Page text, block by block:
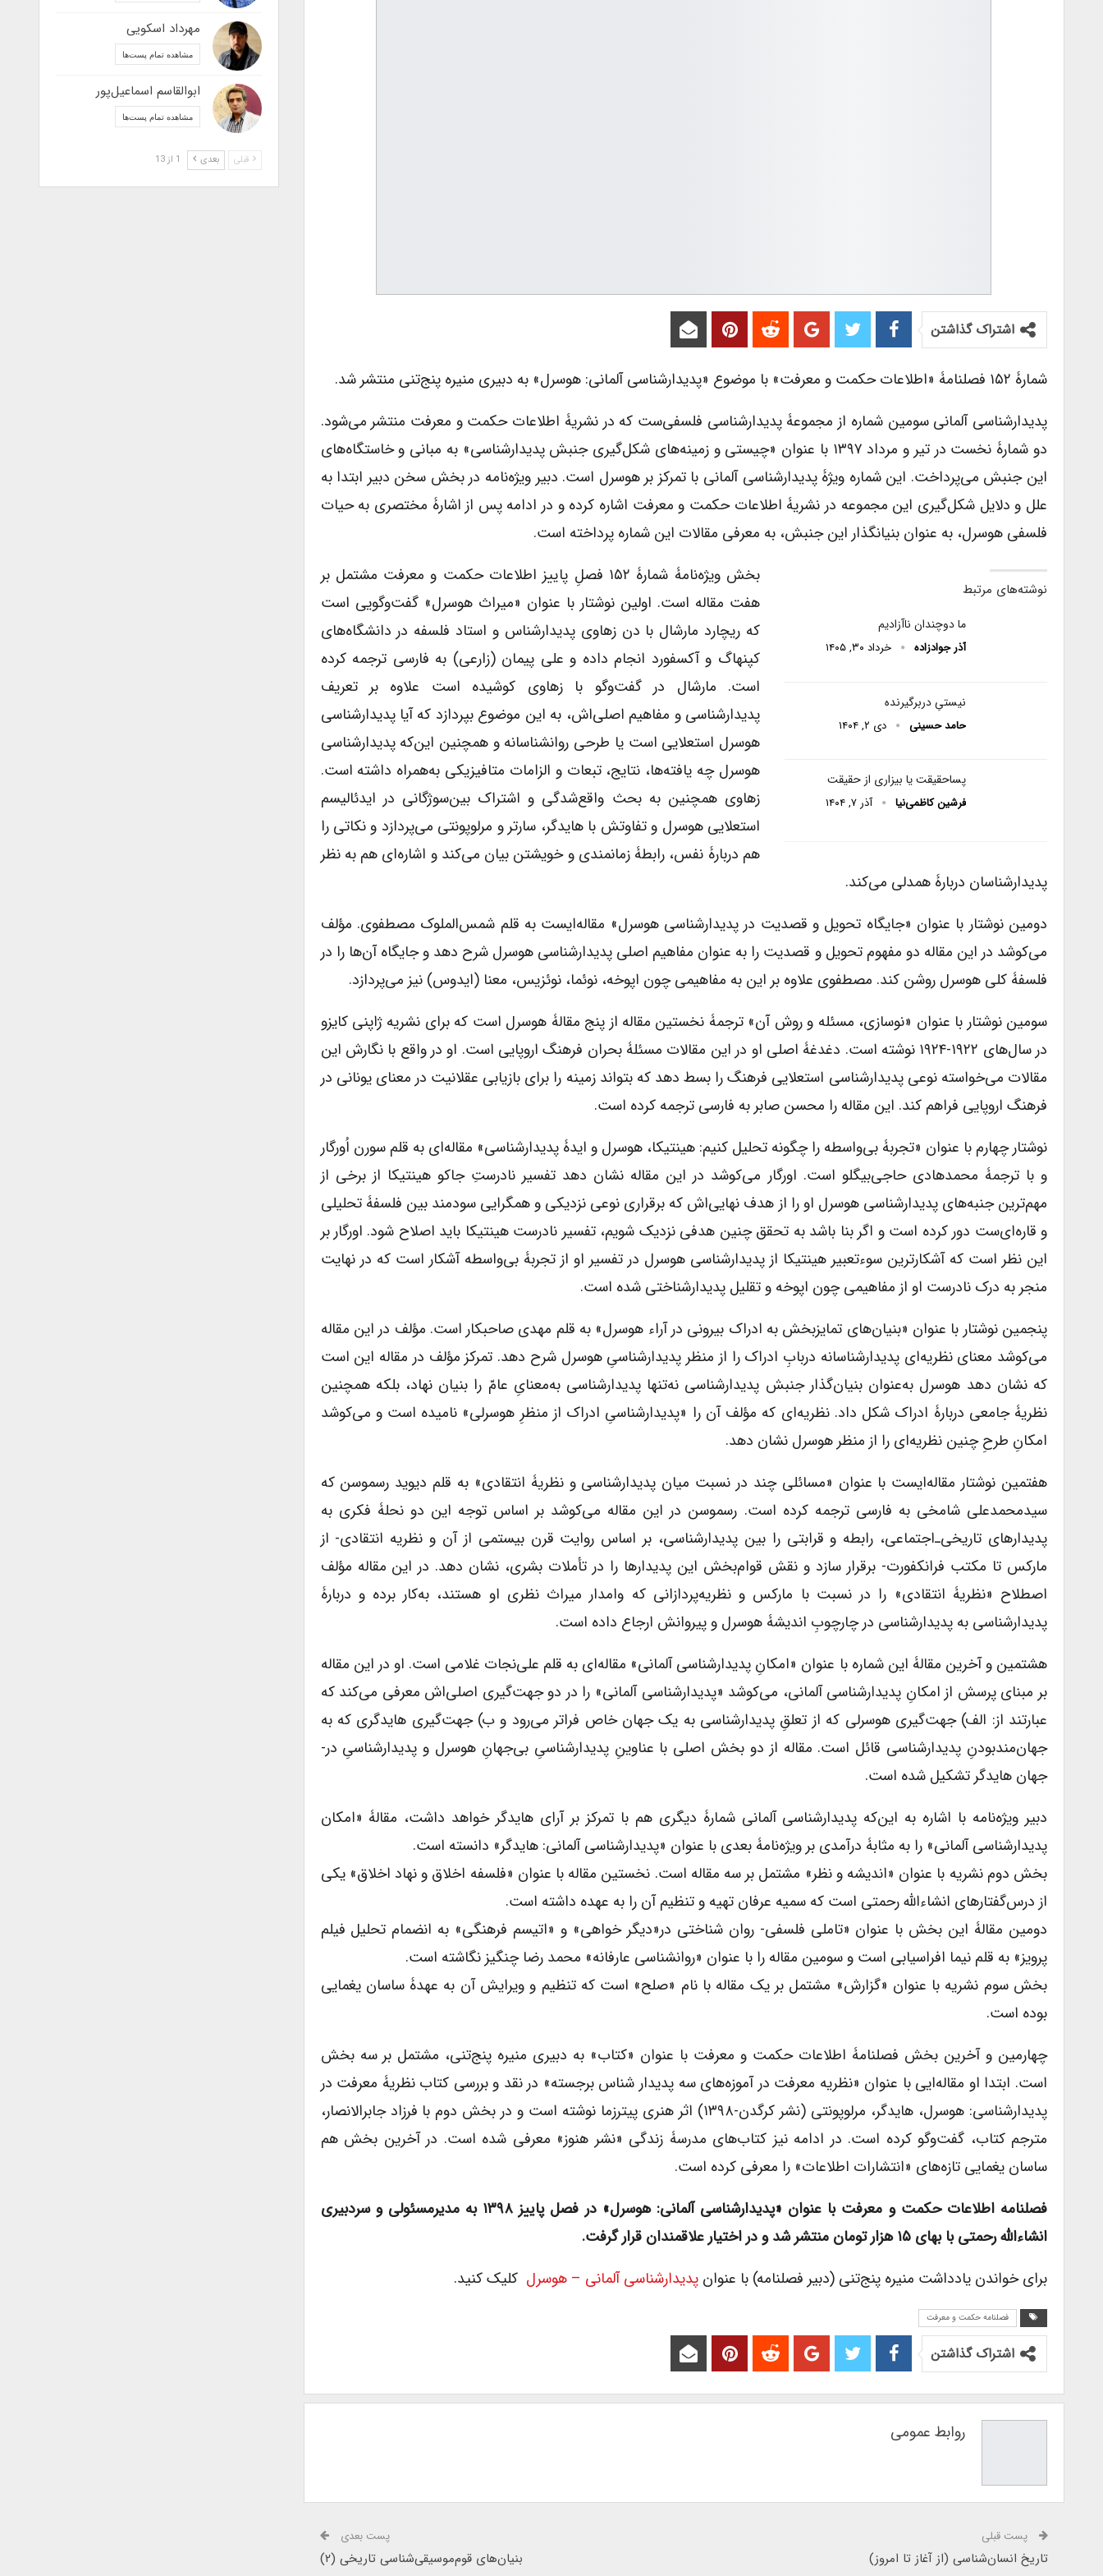
اشتراک گذاشتن
شمارۀ ۱۵۲ فصلنامۀ «اطلاعات حکمت و معرفت» با موضوع «پدیدارشناسی آلمانی: هوسرل» به دبیری منیره پنج‌تنی منتشر شد.
پدیدارشناسی آلمانی سومین شماره از مجموعۀ پدیدارشناسی فلسفی‌ست که در نشریۀ اطلاعات حکمت و معرفت منتشر می‌شود.
دو شمارۀ نخست در تیر و مرداد ۱۳۹۷ با عنوان «چیستی و زمینه‌های شکل‌گیری جنبش پدیدارشناسی» به مبانی و خاستگاه‌های
این جنبش می‌پرداخت. این شماره ویژۀ پدیدارشناسی آلمانی با تمرکز بر هوسرل است. دبیر ویژه‌نامه در بخش سخن دبیر ابتدا به
علل و دلایل شکل‌گیری این مجموعه در نشریۀ اطلاعات حکمت و معرفت اشاره کرده و در ادامه پس از اشارۀ مختصری به حیات
فلسفی هوسرل، به عنوان بنیانگذار این جنبش، به معرفی مقالات این شماره پرداخته است.
نوشته‌های مرتبط
ما دوچندان ناآزادیم
آذر جوادزاده خرداد ۳۰, ۱۴۰۵
نیستیِ دربرگیرنده
حامد حسینی دی ۲, ۱۴۰۴
پساحقیقت یا بیزاری از حقیقت
فرشین کاظمی‌نیا آذر ۷, ۱۴۰۴
بخش ویژه‌نامۀ شمارۀ ۱۵۲ فصلِ پاییز اطلاعات حکمت و معرفت مشتمل بر
هفت مقاله است. اولین نوشتار با عنوان «میراث هوسرل» گفت‌وگویی است
که ریچارد مارشال با دن زهاوی پدیدارشناس و استاد فلسفه در دانشگاه‌های
کپنهاگ و آکسفورد انجام داده و علی پیمان (زارعی) به فارسی ترجمه کرده
است. مارشال در گفت‌وگو با زهاوی کوشیده است علاوه بر تعریف
پدیدارشناسی و مفاهیم اصلی‌اش، به این موضوع بپردازد که آیا پدیدارشناسی
هوسرل استعلایی است یا طرحی روانشناسانه و همچنین این‌که پدیدارشناسی
هوسرل چه یافته‌ها، نتایج، تبعات و الزامات متافیزیکی به‌همراه داشته است.
زهاوی همچنین به بحث واقع‌شدگی و اشتراک بین‌سوژگانی در ایدئالیسم
استعلایی هوسرل و تفاوتش با هایدگر، سارتر و مرلوپونتی می‌پردازد و نکاتی را
هم دربارۀ نفس، رابطۀ زمانمندی و خویشتن بیان می‌کند و اشاره‌ای هم به نظر
پدیدارشناسان دربارۀ همدلی می‌کند.
دومین نوشتار با عنوان «جایگاه تحویل و قصدیت در پدیدارشناسی هوسرل» مقاله‌ایست به قلم شمس‌الملوک مصطفوی. مؤلف
می‌کوشد در این مقاله دو مفهوم تحویل و قصدیت را به عنوان مفاهیم اصلی پدیدارشناسی هوسرل شرح دهد و جایگاه آن‌ها را در
فلسفۀ کلی هوسرل روشن کند. مصطفوی علاوه بر این به مفاهیمی چون اپوخه، نوئما، نوئزیس، معنا (ایدوس) نیز می‌پردازد.
سومین نوشتار با عنوان «نوسازی، مسئله و روش آن» ترجمۀ نخستین مقاله از پنج مقالۀ هوسرل است که برای نشریه ژاپنی کایزو
در سال‌های ۱۹۲۲-۱۹۲۴ نوشته است. دغدغۀ اصلی او در این مقالات مسئلۀ بحران فرهنگ اروپایی است. او در واقع با نگارش این
مقالات می‌خواسته نوعی پدیدارشناسی استعلایی فرهنگ را بسط دهد که بتواند زمینه را برای بازیابی عقلانیت در معنای یونانی در
فرهنگ اروپایی فراهم کند. این مقاله را محسن صابر به فارسی ترجمه کرده است.
نوشتار چهارم با عنوان «تجربۀ بی‌واسطه را چگونه تحلیل کنیم: هینتیکا، هوسرل و ایدۀ پدیدارشناسی» مقاله‌ای به قلم سورن اُورگار
و با ترجمۀ محمدهادی حاجی‌بیگلو است. اورگار می‌کوشد در این مقاله نشان دهد تفسیر نادرستِ جاکو هینتیکا از برخی از
مهم‌ترین جنبه‌های پدیدارشناسی هوسرل او را از هدف نهایی‌اش که برقراری نوعی نزدیکی و همگرایی سودمند بین فلسفۀ تحلیلی
و قاره‌ای‌ست دور کرده است و اگر بنا باشد به تحقق چنین هدفی نزدیک شویم، تفسیر نادرست هینتیکا باید اصلاح شود. اورگار بر
این نظر است که آشکارترین سوءتعبیر هینتیکا از پدیدارشناسی هوسرل در تفسیر او از تجربۀ بی‌واسطه آشکار است که در نهایت
منجر به درک نادرست او از مفاهیمی چون اپوخه و تقلیل پدیدارشناختی شده است.
پنجمین نوشتار با عنوان «بنیان‌های تمایزبخش به ادراک بیرونی در آراء هوسرل» به قلم مهدی صاحبکار است. مؤلف در این مقاله
می‌کوشد معنای نظریه‌ای پدیدارشناسانه دربابِ ادراک را از منظر پدیدارشناسیِ هوسرل شرح دهد. تمرکز مؤلف در مقاله این است
که نشان دهد هوسرل به‌عنوان بنیان‌گذار جنبش پدیدارشناسی نه‌‌تنها پدیدارشناسی به‌معنایِ عامّ را بنیان نهاد، بلکه همچنین
نظریۀ جامعی دربارۀ ادراک شکل داد. نظریه‌ای که مؤلف آن را «پدیدارشناسیِ ادراک از منظرِ هوسرلی» نامیده است و می‌کوشد
امکانِ طرحِ چنین نظریه‌ای را از منظر هوسرل نشان دهد.
هفتمین نوشتار مقاله‌ایست با عنوان «مسائلی چند در نسبت میان پدیدارشناسی و نظریۀ انتقادی» به قلم دیوید رسموسن که
سیدمحمدعلی شامخی به فارسی ترجمه کرده است. رسموسن در این مقاله می‌کوشد بر اساس توجه این دو نحلۀ فکری به
پدیدارهای تاریخی‌ـ‌اجتماعی، رابطه و قرابتی را بین پدیدارشناسی، بر اساس روایت قرن بیستمی از آن و نظریه انتقادی- از
مارکس تا مکتب فرانکفورت- برقرار سازد و نقش قوام‌بخش این پدیدارها را در تأملات بشری، نشان دهد. در این مقاله مؤلف
اصطلاح «نظریۀ انتقادی» را در نسبت با مارکس و نظریه‌پردازانی که وامدار میراث نظری او هستند، به‌کار برده و دربارۀ
پدیدارشناسی به پدیدارشناسی در چارچوبِ اندیشۀ هوسرل و پیروانش ارجاع داده است.
هشتمین و آخرین مقالۀ این شماره با عنوان «امکانِ پدیدارشناسی آلمانی» مقاله‌ای به قلم علی‌نجات غلامی است. او در این مقاله
بر مبنای پرسش از امکانِ پدیدارشناسی آلمانی، می‌کوشد «پدیدارشناسی آلمانی» را در دو جهت‌گیری اصلی‌اش معرفی ‌می‌کند که
عبارتند از: الف) جهت‌گیری هوسرلی که از تعلقِ پدیدارشناسی به یک جهان خاص فراتر می‌رود و ب) جهت‌گیری هایدگری که به
جهان‌مندبودنِ پدیدارشناسی قائل است. مقاله از دو بخش اصلی با عناوینِ پدیدارشناسیِ بی‌جهانِ هوسرل و پدیدارشناسیِ در-
جهان هایدگر تشکیل شده است.
دبیر ویژه‌نامه با اشاره به این‌که پدیدارشناسی آلمانی شمارۀ دیگری هم با تمرکز بر آرای هایدگر خواهد داشت، مقالۀ «امکان
پدیدارشناسی آلمانی» را به مثابۀ درآمدی بر ویژه‌نامۀ بعدی با عنوان «پدیدارشناسی آلمانی: هایدگر» دانسته است.
بخش دوم نشریه با عنوان «اندیشه و نظر» مشتمل بر سه مقاله است. نخستین مقاله با عنوان «فلسفه اخلاق و نهاد اخلاق» یکی
از درس‌گفتارهای انشاءالله رحمتی است که سمیه عرفان تهیه و تنظیم آن را به عهده داشته است.
دومین مقالۀ این بخش با عنوان «تاملی فلسفی- روان شناختی در«دیگر خواهی» و «اتیسم فرهنگی» به انضمام تحلیل فیلم
پرویز» به قلم نیما افراسیابی است و سومین مقاله را با عنوان «روانشناسی عارفانه» محمد رضا چنگیز نگاشته است.
بخش سوم نشریه با عنوان «گزارش» مشتمل بر یک مقاله با نام «صلح» است که تنظیم و ویرایش آن به عهدۀ ساسان یغمایی
بوده است.
چهارمین و آخرین بخش فصلنامۀ اطلاعات حکمت و معرفت با عنوان «کتاب» به دبیری منیره پنج‌تنی، مشتمل بر سه بخش
است. ابتدا او مقاله‌ایی با عنوان «نظریه معرفت در آموزه‌های سه پدیدار شناس برجسته» در نقد و بررسی کتاب نظریۀ معرفت در
پدیدارشناسی: هوسرل، هایدگر، مرلوپونتی (نشر کرگدن-۱۳۹۸) اثر هنری پیترزما نوشته است و در بخش دوم با فرزاد جابرالانصار،
مترجم کتاب، گفت‌وگو کرده است. در ادامه نیز کتاب‌های مدرسۀ زندگی «نشر هنوز» معرفی شده است. در آخرین بخش هم
ساسان یغمایی تازه‌های «انتشارات اطلاعات» را معرفی کرده است.
فصلنامۀ اطلاعات حکمت و معرفت با عنوان «پدیدارشناسی آلمانی: هوسرل» در فصل پاییز ۱۳۹۸ به مدیرمسئولی و سردبیری
انشاءالله رحمتی با بهای ۱۵ هزار تومان منتشر شد و در اختیار علاقمندان قرار گرفت.
برای خواندن یادداشت منیره پنج‌تنی (دبیر فصلنامه) با عنوان پدیدارشناسی آلمانی – هوسرل کلیک کنید.
فصلنامه حکمت و معرفت
اشتراک گذاشتن
روابط عمومی
پست قبلی
تاریخ انسان‌شناسی (از آغاز تا امروز)
پست بعدی
بنیان‌های قوم‌موسیقی‌شناسی تاریخی (۲)
مهرداد اسکویی
مشاهده تمام پست‌ها
ابوالقاسم اسماعیل‌پور
مشاهده تمام پست‌ها
قبلی بعدی 1 از 13